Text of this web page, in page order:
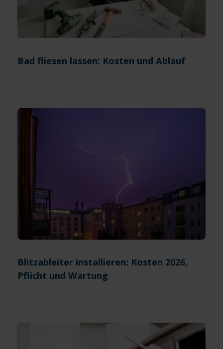
Bad fliesen lassen: Kosten und Ablauf
Blitzableiter installieren: Kosten 2026,
Pflicht und Wartung